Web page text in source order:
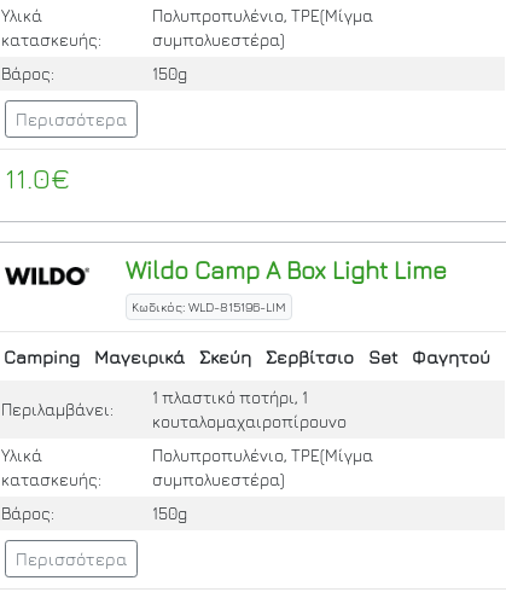
Υλικά
κατασκευής:
Πολυπροπυλένιο, TPE(Μίγμα
συμπολυεστέρα)
Βάρος:
150g
Περισσότερα
11.0€
WildoCamp A Box LightLime
Κωδικός: WLD-815196-LIM
Camping Μαγειρικά Σκεύη Σερβίτσιο Set Φαγητού
Περιλαμβάνει:
1 πλαστικό ποτήρι, 1
κουταλομαχαιροπίρουνο
Υλικά
κατασκευής:
Πολυπροπυλένιο, TPE(Μίγμα
συμπολυεστέρα)
Βάρος:
150g
Περισσότερα